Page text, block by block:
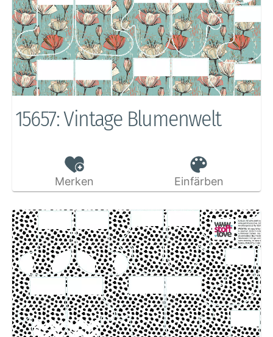
15657: Vintage Blumenwelt
Merken Einfärben